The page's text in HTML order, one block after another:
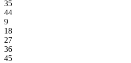
35
44
9
18
27
36
45